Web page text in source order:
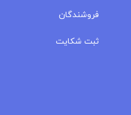
فروشندگان
ثبت شکایت